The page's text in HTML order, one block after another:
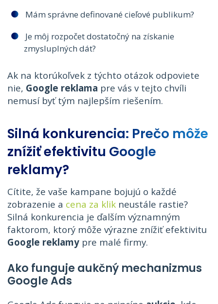
Mám správne definované cieľové publikum?
Je môj rozpočet dostatočný na získanie
zmysluplných dát?
Ak na ktorúkoľvek z týchto otázok odpoviete
nie, Google reklama pre vás v tejto chvíli
nemusí byť tým najlepším riešením.
Silná konkurencia: Prečo môže
znížiť efektivitu Google
reklamy?
Cítite, že vaše kampane bojujú o každé
zobrazenie a cena za klik neustále rastie?
Silná konkurencia je ďalším významným
faktorom, ktorý môže výrazne znížiť efektivitu
Google reklamy pre malé firmy.
Ako funguje aukčný mechanizmus
Google Ads